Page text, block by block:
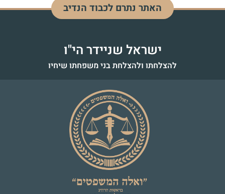
דוד בן מנחם
האתר נתרם לכבוד הנדיב
ישראל שניידר הי"ו
להצלחתו ולהצלחת בני משפחתו שיחיו